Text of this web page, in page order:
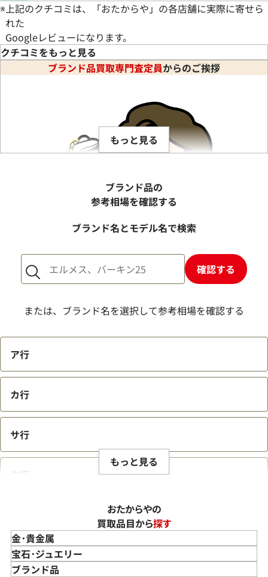
※ 上記のクチコミは、「おたからや」の各店舗に実際に寄せら
れた
Googleレビューになります。
クチコミをもっと見る
ブランド品買取専門査定員からのご挨拶
この度は「おたからや」でフェンディの買取をご利用いただ
き、誠にありがとうございました。お客様の大切なフェンディ
のお品物にご満足いただける価格をご提示できましたこと、
大変嬉しく思います。私たちの目標は、常にお客様にご満足い
ただける買取を提供することです。そのためには、ローマで創
業し、毛皮工房としてのルーツを持つラグジュアリーブランド
「フェンディ」の、伝統と遊び心が融合した価値を正確に評
価することが不可欠です。弊社では、カール・ラガーフェルド
がデザインしたFFロゴ（ズッカ柄）や、バゲット、ピーカブ
ーといったアイコンバッグはもちろん、その卓越したクラフ
高価買取を心がけております。さらに、国内外の幅広い販路
や、ブランド品の買取を専門としている点が、お客様に高価
買取をご提供できる弊社の強みです。お客様にとって最良の結
果をご提供できたことは、私たちにとって何よりの励みとな
ります。お客様からの感謝の言葉をいただけることは、私たち
もっと見る
ブランド品の
参考相場を確認する
ブランド名とモデル名で検索
確認する
または、ブランド名を選択して参考相場を確認する
ア行
カ行
サ行
タ行
ハ行
もっと見る
おたからやの
買取品目から探す
金･貴金属
金 買取
金のインゴット 買取
宝石･ジュエリー
宝石･ジュエリー買取
ブランド品